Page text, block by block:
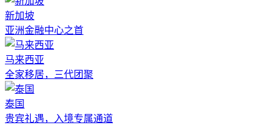
新加坡
亚洲金融中心之首
马来西亚
全家移居，三代团聚
泰国
贵宾礼遇，入境专属通道